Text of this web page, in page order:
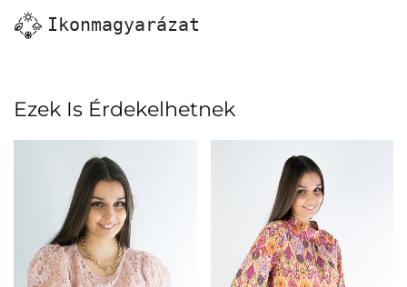
Ikonmagyarázat
Ezek Is Érdekelhetnek